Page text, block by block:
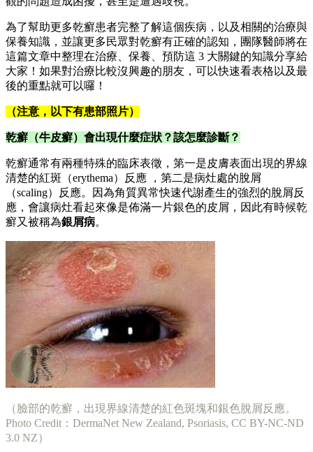
為了幫助更多乾癬患者完整了解這個疾病，以及相關的治療與
保養知識，並讓更多民眾對乾癬有正確的認知，團隊醫師將在
這篇文章中整理在治療、保養、預防這 3 大關鍵的知識分享給
大家！如果對治療比較沒興趣的朋友，可以快速看表格以及最
後的重點就可以囉！
（注意，以下有患部照片）
乾癬（牛皮癬）會出現什麼症狀？該怎麼診斷？
乾癬通常有兩種特殊的臨床表徵，第一是皮膚表面出現的界線
清楚的紅斑（erythema）反應 ，第二是病灶處的脫屑
（scaling）反應。因為角質異常快速代謝產生的強烈的脫屑反
應，會讓病灶看起來像是佈滿一片銀色的皮屑，因此有時候乾
癬又被稱為銀屑病。
（臉部的乾癬，出現界線清楚的紅色斑塊和銀色脫屑反應。
Photo Credit：DermaNet New Zealand, Psoriasis, CC BY-NC-ND
3.0 NZ）